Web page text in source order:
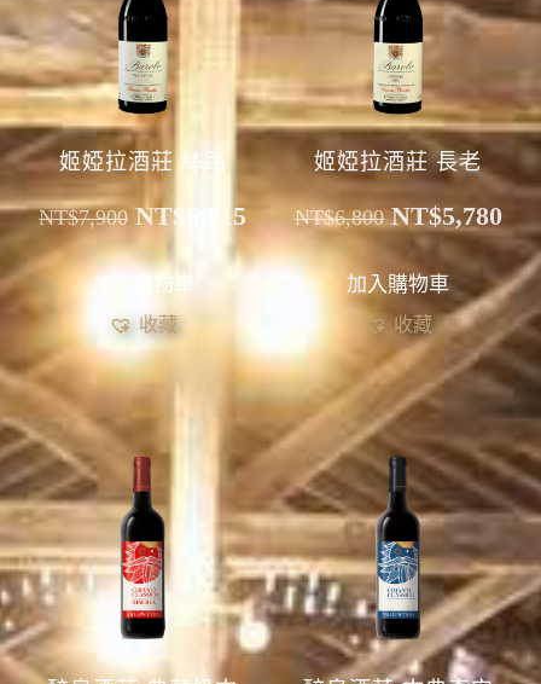
姬婭拉酒莊 絲路
NT$7,900 NT$6,715
加入購物車
收藏
姬婭拉酒莊 長老
NT$6,800 NT$5,780
加入購物車
收藏